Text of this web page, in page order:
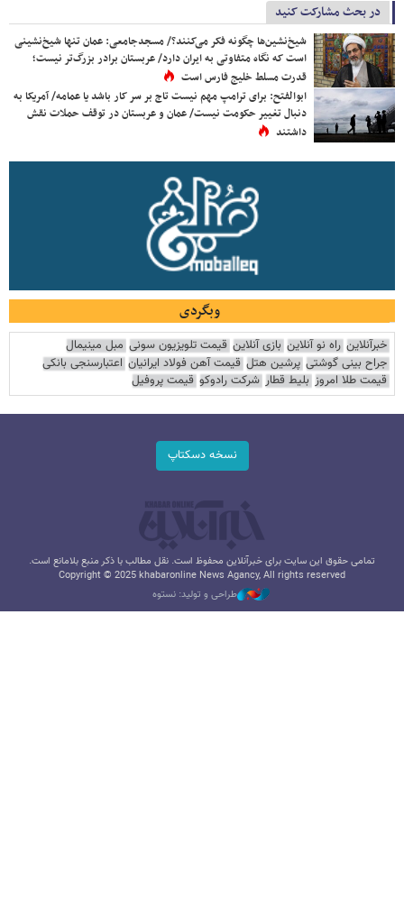
در بحث مشارکت کنید
شیخ‌نشین‌ها چگونه فکر می‌کنند؟/ مسجدجامعی: عمان تنها شیخ‌نشینی
است که نگاه متفاوتی به ایران دارد/ عربستان برادر بزرگ‌تر نیست؛
قدرت مسلط خلیج فارس است
ابوالفتح: برای ترامپ مهم نیست تاج بر سر کار باشد یا عمامه/ آمریکا به
دنبال تغییر حکومت نیست/ عمان و عربستان در توقف حملات نقش
داشتند
وبگردی
خبرآنلاین راه نو آنلاین بازی آنلاین قیمت تلویزیون سونی مبل مینیمال
جراح بینی گوشتی پرشین هتل قیمت آهن فولاد ایرانیان اعتبارسنجی بانکی
قیمت طلا امروز بلیط قطار شرکت رادوکو قیمت پروفیل
نسخه دسکتاپ
تمامی حقوق این سایت برای خبرآنلاین محفوظ است. نقل مطالب با ذکر منبع بلامانع است.
Copyright © 2025 khabaronline News Agancy, All rights reserved
طراحی و تولید: نستوه